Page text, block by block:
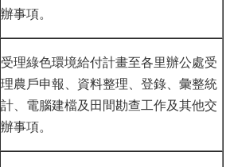
辦事項。
受理綠色環境給付計畫至各里辦公處受
理農戶申報、資料整理、登錄、彙整統
計、電腦建檔及田間勘查工作及其他交
辦事項。